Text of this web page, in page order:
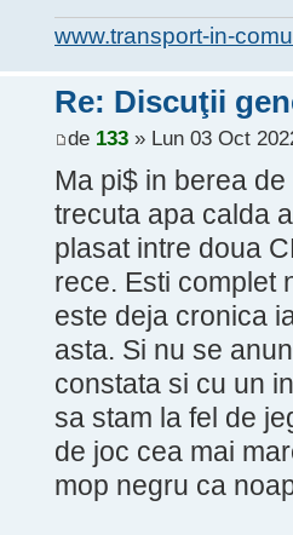
www.transport-in-
Re: Discuţii
de 133» Lun 03 Oct
Ma pi$ in berea
trecuta apa calda
plasat intre doua
rece. Esti complet
este deja cronica
asta. Si nu se
constata si cu un
sa stam la fel de
de joc cea mai
mop negru ca